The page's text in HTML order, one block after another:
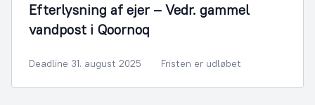
Efterlysning af ejer – Vedr. gammel
vandpost i Qoornoq
Deadline 31. august 2025 Fristen er udløbet